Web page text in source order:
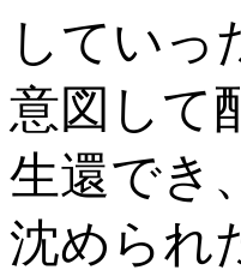
していっ
意図して
生還でき
沈められ